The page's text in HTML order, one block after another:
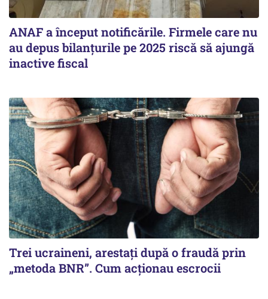
ANAF a început notificările. Firmele care nu
au depus bilanțurile pe 2025 riscă să ajungă
inactive fiscal
Trei ucraineni, arestați după o fraudă prin
„metoda BNR”. Cum acționau escrocii